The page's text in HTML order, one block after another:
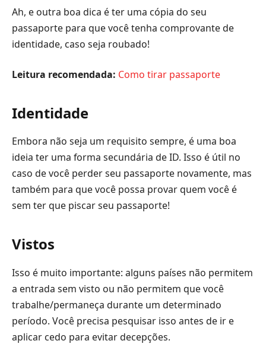
Ah, e outra boa dica é ter uma cópia do seu
passaporte para que você tenha comprovante de
identidade, caso seja roubado!
Leitura recomendada: Como tirar passaporte
Identidade
Embora não seja um requisito sempre, é uma boa
ideia ter uma forma secundária de ID. Isso é útil no
caso de você perder seu passaporte novamente, mas
também para que você possa provar quem você é
sem ter que piscar seu passaporte!
Vistos
Isso é muito importante: alguns países não permitem
a entrada sem visto ou não permitem que você
trabalhe/permaneça durante um determinado
período. Você precisa pesquisar isso antes de ir e
aplicar cedo para evitar decepções.